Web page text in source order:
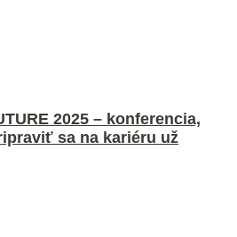
2025 – konferencia,
sa na kariéru už